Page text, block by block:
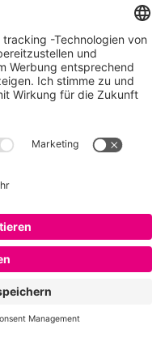
im o-ton:
sucht,
ab, sondern gar
und happy
marketing!
möchte,
beispiel
watch?
eher